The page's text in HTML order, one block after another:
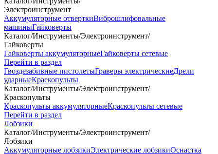
Электроинструмент
Аккумуляторные отверткиВиброшлифовальные
машиныГайковерты
Каталог/Инструменты/Электроинструмент/
Гайковерты
Гайковерты аккумуляторныеГайковерты сетевые
Перейти в раздел
Гвоздезабивные пистолетыГраверы электрическиеДрели
ударныеКраскопульты
Каталог/Инструменты/Электроинструмент/
Краскопульты
Краскопульты аккумуляторныеКраскопульты сетевые
Перейти в раздел
Лобзики
Каталог/Инструменты/Электроинструмент/
Лобзики
Аккумуляторные лобзикиЭлектрические лобзикиОснастка